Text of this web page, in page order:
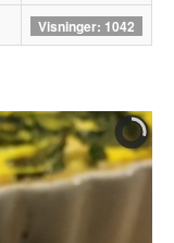
Visninger: 1042